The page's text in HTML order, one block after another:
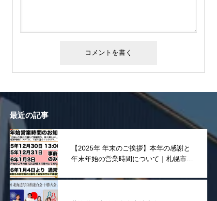
最近の記事
【2025年 年末のご挨拶】本年の感謝と
年末年始の営業時間について｜札幌市東